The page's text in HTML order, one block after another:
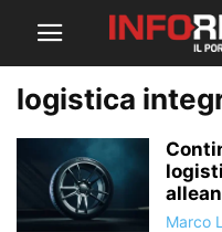
logistica
Marco